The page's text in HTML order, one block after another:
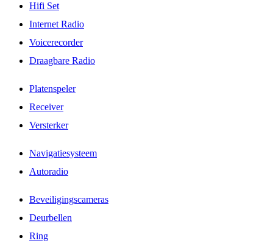
Hifi Set
Internet Radio
Voicerecorder
Draagbare Radio
Platenspeler
Receiver
Versterker
Navigatiesysteem
Autoradio
Beveiligingscameras
Deurbellen
Ring